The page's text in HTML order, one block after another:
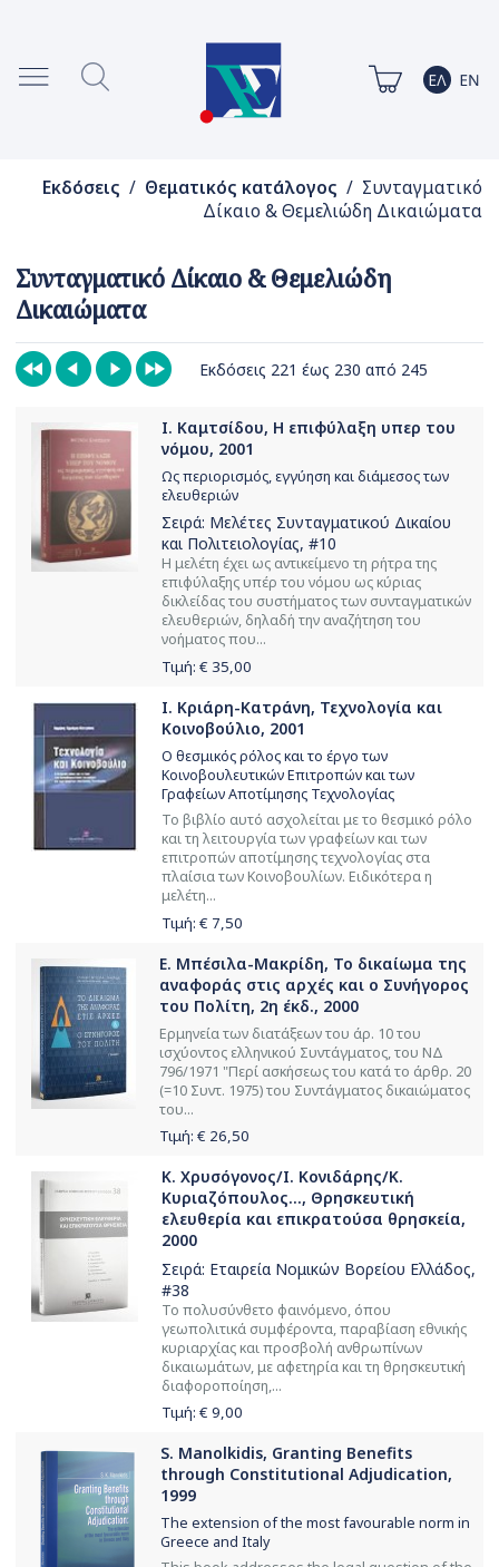
Εκδόσεις / Θεματικός κατάλογος / Συνταγματικό
Δίκαιο & Θεμελιώδη Δικαιώματα
Συνταγματικό Δίκαιο & Θεμελιώδη
Δικαιώματα
Εκδόσεις 221 έως 230 από 245
Ι. Καμτσίδου, Η επιφύλαξη υπερ του
νόμου, 2001
Ως περιορισμός, εγγύηση και διάμεσος των
ελευθεριών
Σειρά: Μελέτες Συνταγματικού Δικαίου
και Πολιτειολογίας, #10
Η μελέτη έχει ως αντικείμενο τη ρήτρα της
επιφύλαξης υπέρ του νόμου ως κύριας
δικλείδας του συστήματος των συνταγματικών
ελευθεριών, δηλαδή την αναζήτηση του
νοήματος που...
Τιμή: € 35,00
Ι. Κριάρη-Κατράνη, Τεχνολογία και
Κοινοβούλιο, 2001
Ο θεσμικός ρόλος και το έργο των
Κοινοβουλευτικών Επιτροπών και των
Γραφείων Αποτίμησης Τεχνολογίας
Το βιβλίο αυτό ασχολείται με το θεσμικό ρόλο
και τη λειτουργία των γραφείων και των
επιτροπών αποτίμησης τεχνολογίας στα
πλαίσια των Κοινοβουλίων. Ειδικότερα η
μελέτη...
Τιμή: € 7,50
Ε. Μπέσιλα-Μακρίδη, Το δικαίωμα της
αναφοράς στις αρχές και ο Συνήγορος
του Πολίτη, 2η έκδ., 2000
Ερμηνεία των διατάξεων του άρ. 10 του
ισχύοντος ελληνικού Συντάγματος, του ΝΔ
796/1971 "Περί ασκήσεως του κατά το άρθρ. 20
(=10 Συντ. 1975) του Συντάγματος δικαιώματος
του...
Τιμή: € 26,50
Κ. Χρυσόγονος/Ι. Κονιδάρης/Κ.
Κυριαζόπουλος..., Θρησκευτική
ελευθερία και επικρατούσα θρησκεία,
2000
Σειρά: Εταιρεία Νομικών Βορείου Ελλάδος,
#38
Το πολυσύνθετο φαινόμενο, όπου
γεωπολιτικά συμφέροντα, παραβίαση εθνικής
κυριαρχίας και προσβολή ανθρωπίνων
δικαιωμάτων, με αφετηρία και τη θρησκευτική
διαφοροποίηση,...
Τιμή: € 9,00
S. Manolkidis, Granting Benefits
through Constitutional Adjudication,
1999
The extension of the most favourable norm in
Greece and Italy